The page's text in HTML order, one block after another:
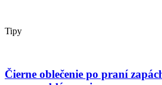
Tipy
Čierne oblečenie po praní